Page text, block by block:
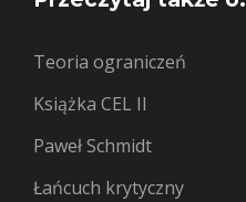
Teoria ograniczeń
Książka CEL II
Paweł Schmidt
Łańcuch krytyczny